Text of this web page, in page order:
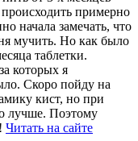
примерно
начала замечать, что
мучить. Но как было
таблетки.
которых я
Скоро пойду на
кист, но при
лучше. Поэтому
Читать на сайте